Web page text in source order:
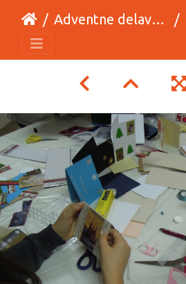
Adventne delavnice v DOSOR-ju